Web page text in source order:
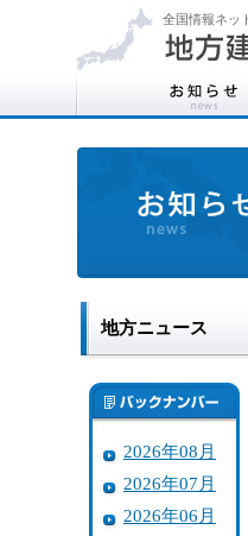
全国情報ネッ
地方ニュース
2026年08月
2026年07月
2026年06月